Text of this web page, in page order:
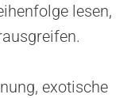
lesen,
exotische